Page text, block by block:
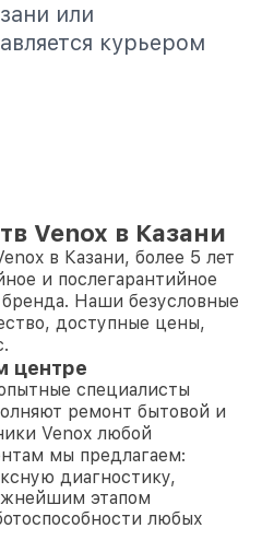
или
курьером
Venox в Казани
в Казани, более 5 лет
и послегарантийное
Наши безусловные
доступные цены,
центре
специалисты
ремонт бытовой и
Venox любой
мы предлагаем:
диагностику,
этапом
любых